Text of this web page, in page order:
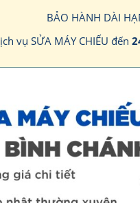
BẢO HÀNH DÀI
vụ SỬA MÁY CHIẾU đến